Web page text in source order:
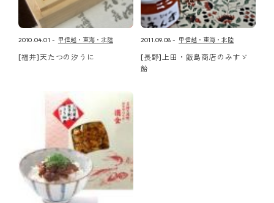
2010.04.01 甲信越・東海・北陸
[福井]天たつの汐うに
2011.09.08 甲信越・東海・北陸
[長野]上田・飯島商店のみすゞ
飴